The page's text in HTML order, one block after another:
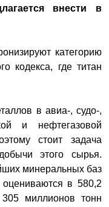
внести в
категорию
кодекса, где титан
в авиа-, судо-,
и нефтегазовой
стоит задача
этого сырья.
минеральных баз
в 580,2
миллионов тонн